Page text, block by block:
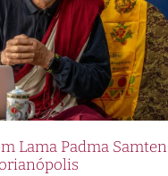
Lama Padma Samten